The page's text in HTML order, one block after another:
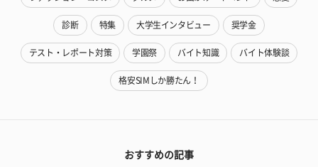
診断 特集 大学生インタビュー 奨学金
テスト・レポート対策 学園祭 バイト知識 バイト体験談
格安SIMしか勝たん！
おすすめの記事